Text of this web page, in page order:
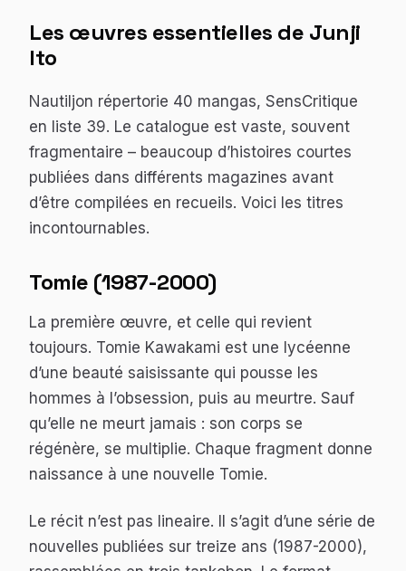
Les œuvres essentielles de Junji
Ito
Nautiljon répertorie 40 mangas, SensCritique
en liste 39. Le catalogue est vaste, souvent
fragmentaire – beaucoup d’histoires courtes
publiées dans différents magazines avant
d’être compilées en recueils. Voici les titres
incontournables.
Tomie (1987-2000)
La première œuvre, et celle qui revient
toujours. Tomie Kawakami est une lycéenne
d’une beauté saisissante qui pousse les
hommes à l’obsession, puis au meurtre. Sauf
qu’elle ne meurt jamais : son corps se
régénère, se multiplie. Chaque fragment donne
naissance à une nouvelle Tomie.
Le récit n’est pas lineaire. Il s’agit d’une série de
nouvelles publiées sur treize ans (1987-2000),